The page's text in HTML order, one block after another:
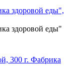
здоровой еды",
здоровой еды"